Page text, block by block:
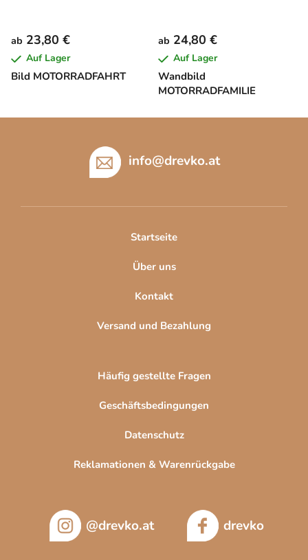
Bild MOTORRADFAHRT
ab 23,80 €
Auf Lager
Wandbild
MOTORRADFAMILIE
ab 24,80 €
Auf Lager
info@drevko.at
Startseite
Über uns
Kontakt
Versand und Bezahlung
Häufig gestellte Fragen
Geschäftsbedingungen
Datenschutz
Reklamationen & Warenrückgabe
@drevko.at drevko